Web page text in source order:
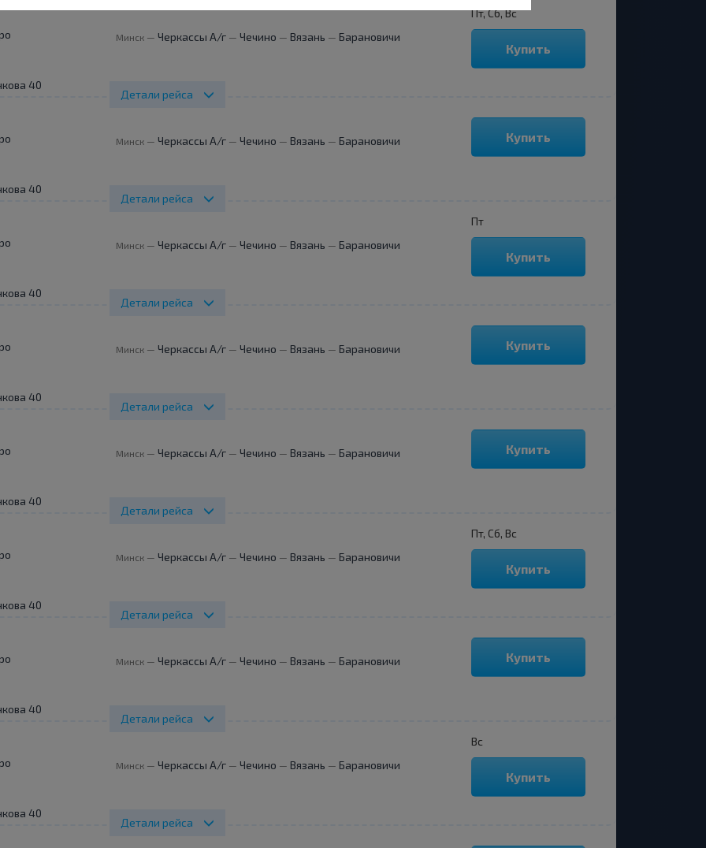
40
Минск— Черкассы А/г— Чечино — Вязань — Барановичи
Пт, Сб, Вс
Купить
Детали рейса
40
Минск— Черкассы А/г— Чечино — Вязань — Барановичи Купить
Детали рейса
40
Минск— Черкассы А/г— Чечино — Вязань — Барановичи
Пт
Купить
Детали рейса
40
Минск— Черкассы А/г— Чечино — Вязань — Барановичи Купить
Детали рейса
40
Минск— Черкассы А/г— Чечино — Вязань — Барановичи Купить
Детали рейса
40
Минск— Черкассы А/г— Чечино — Вязань — Барановичи
Пт, Сб, Вс
Купить
Детали рейса
40
Минск— Черкассы А/г— Чечино — Вязань — Барановичи Купить
Детали рейса
40
Минск— Черкассы А/г— Чечино — Вязань — Барановичи
Вс
Купить
Детали рейса